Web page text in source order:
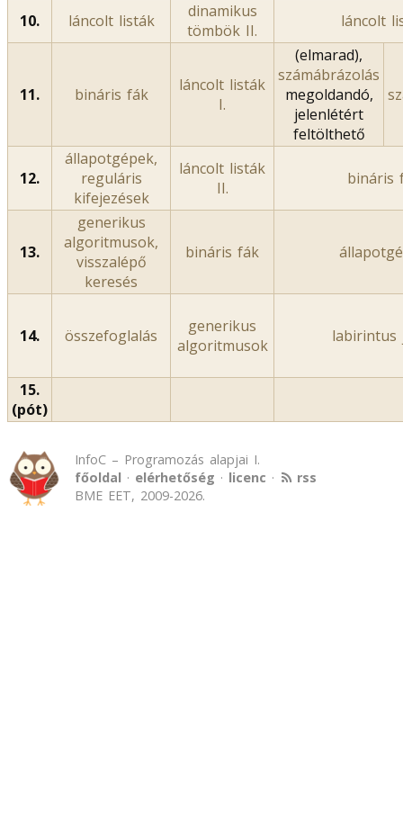
10. láncolt listák
dinamikus
tömbök II.
láncolt
11. bináris fák
láncolt listák
I.
(elmarad),
számábrázolás
megoldandó,
jelenlétért
feltölthető
12.
állapotgépek,
reguláris
kifejezések
láncolt listák
II.
bináris
13.
generikus
algoritmusok,
visszalépő
keresés
bináris fák
14. összefoglalás
generikus
algoritmusok
labirintus
15.
(pót)
InfoC – Programozás alapjai I.
főoldal · elérhetőség · licenc ·
rss
BME EET, 2009-2026.